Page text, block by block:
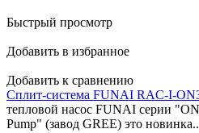
Быстрый просмотр
Добавить в избранное
Добавить к сравнению
Сплит-система FUNAI RAC-I-
тепловой насос FUNAI серии
Pump" (завод GREE) это